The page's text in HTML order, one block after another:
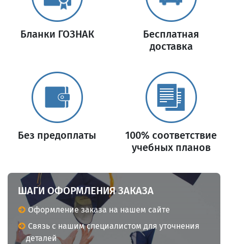
Бланки ГОЗНАК
Бесплатная
доставка
Без предоплаты
100% соответствие
учебных планов
ШАГИ ОФОРМЛЕНИЯ ЗАКАЗА
Оформление заказа на нашем сайте
Связь с нашим специалистом для уточнения
деталей